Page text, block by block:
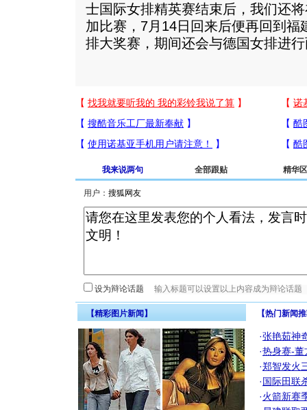
士国际女排精英赛结束后，我们还
加比赛，7月14日回来后便再回到福
排大奖赛，期间还会与德国女排进
我来说两句 全部跟贴 精华区
用户：
设为辩论话题
【精彩图片新闻】 【热门新闻
·张艳茹神
·热身赛-董
·郑智发火
·国际田联
·火箭新赛